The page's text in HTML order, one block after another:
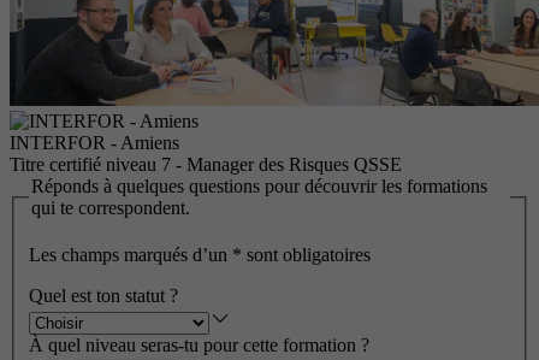
INTERFOR - Amiens
Titre certifié niveau 7 - Manager des Risques QSSE
Réponds à quelques questions pour découvrir les formations
qui te correspondent.
Les champs marqués d’un * sont obligatoires
Quel est ton statut ?
À quel niveau seras-tu pour cette formation ?